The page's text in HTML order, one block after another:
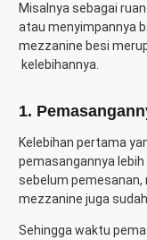
Misalnya sebagai
atau menyimpannya
mezzanine besi
kelebihannya.
1.
Kelebihan pertama
pemasangannya
sebelum pemesanan,
mezzanine juga
Sehingga waktu